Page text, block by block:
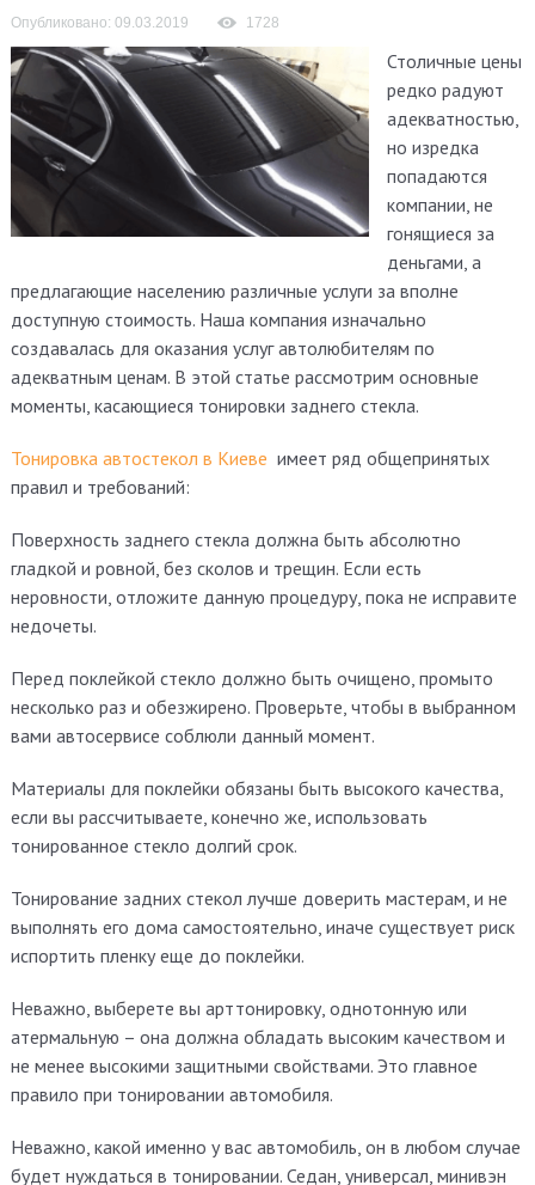
Опубликовано: 09.03.2019 1728
Столичные цены
редко радуют
адекватностью,
но изредка
попадаются
компании, не
гонящиеся за
деньгами, а
предлагающие населению различные услуги за вполне
доступную стоимость. Наша компания изначально
создавалась для оказания услуг автолюбителям по
адекватным ценам. В этой статье рассмотрим основные
моменты, касающиеся тонировки заднего стекла.
Тонировка автостекол в Киеве имеет ряд общепринятых
правил и требований:
Поверхность заднего стекла должна быть абсолютно
гладкой и ровной, без сколов и трещин. Если есть
неровности, отложите данную процедуру, пока не исправите
недочеты.
Перед поклейкой стекло должно быть очищено, промыто
несколько раз и обезжирено. Проверьте, чтобы в выбранном
вами автосервисе соблюли данный момент.
Материалы для поклейки обязаны быть высокого качества,
если вы рассчитываете, конечно же, использовать
тонированное стекло долгий срок.
Тонирование задних стекол лучше доверить мастерам, и не
выполнять его дома самостоятельно, иначе существует риск
испортить пленку еще до поклейки.
Неважно, выберете вы арттонировку, однотонную или
атермальную – она должна обладать высоким качеством и
не менее высокими защитными свойствами. Это главное
правило при тонировании автомобиля.
Неважно, какой именно у вас автомобиль, он в любом случае
будет нуждаться в тонировании. Седан, универсал, минивэн